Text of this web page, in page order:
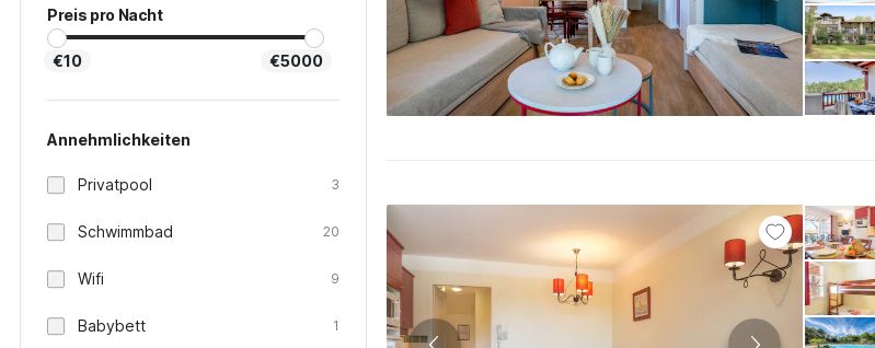
Preis pro Nacht
€10 €5000
Annehmlichkeiten
Privatpool 3
Schwimmbad 20
Wifi 9
Babybett 1